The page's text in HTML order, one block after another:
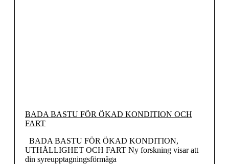
BADA BASTU FÖR ÖKAD KONDITION OCH
FART
BADA BASTU FÖR ÖKAD KONDITION,
UTHÅLLIGHET OCH FART Ny forskning visar att
din syreupptagningsförmåga